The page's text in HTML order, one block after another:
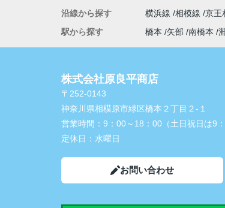
沿線から探す
横浜線 相模線 京王
駅から探す
橋本 矢部 南橋本
株式会社原良平商店
〒252-0143
神奈川県相模原市緑区橋本２丁目２-１
営業時間： 9：00～18：00（土日祝日は9
定休日： 水曜日
お問い合わせ